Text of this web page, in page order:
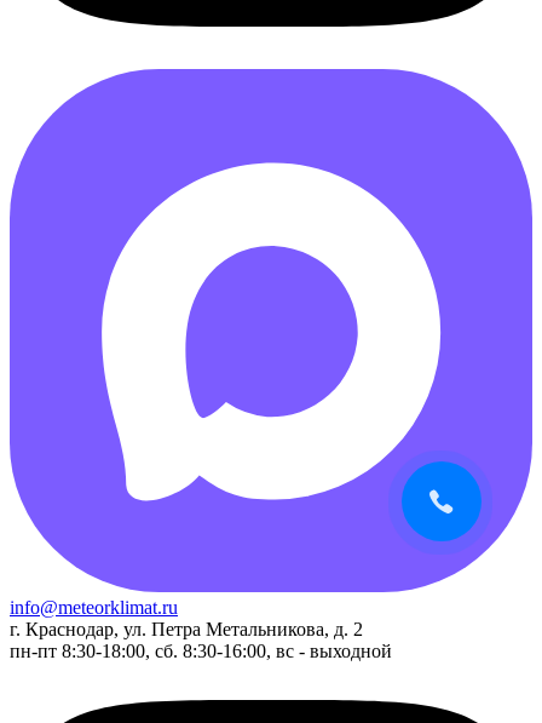
info@meteorklimat.ru
г. Краснодар, ул. Петра Метальникова, д. 2
пн-пт 8:30-18:00, сб. 8:30-16:00, вс - выходной